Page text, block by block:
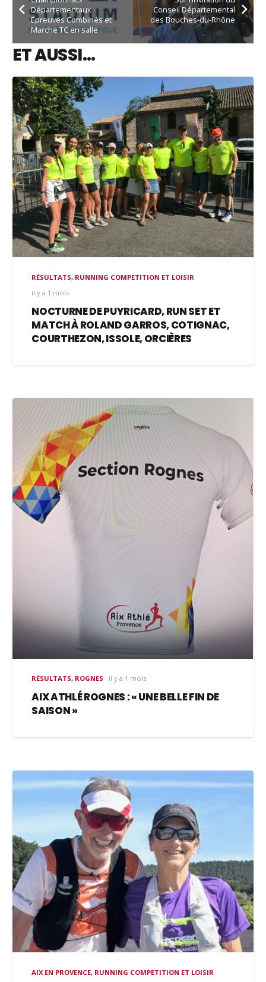
Départementaux
Epreuves Combinés et
Marche TC en salle
Conseil Départemental
des Bouches-du-Rhône
ET AUSSI…
RÉSULTATS, RUNNING COMPETITION ET LOISIR
il y a 1 mois
NOCTURNE DE PUYRICARD, RUN SET ET
MATCH À ROLAND GARROS, COTIGNAC,
COURTHEZON, ISSOLE, ORCIÈRES
RÉSULTATS, ROGNES il y a 1 mois
AIX ATHLÉ ROGNES : « UNE BELLE FIN DE
SAISON »
AIX EN PROVENCE, RUNNING COMPETITION ET LOISIR